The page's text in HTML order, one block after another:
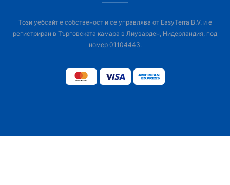
Този уебсайт е собственост и се управлява от EasyTerra B.V. и е
регистриран в Търговската камара в Лиуварден, Нидерландия, под
номер 01104443.